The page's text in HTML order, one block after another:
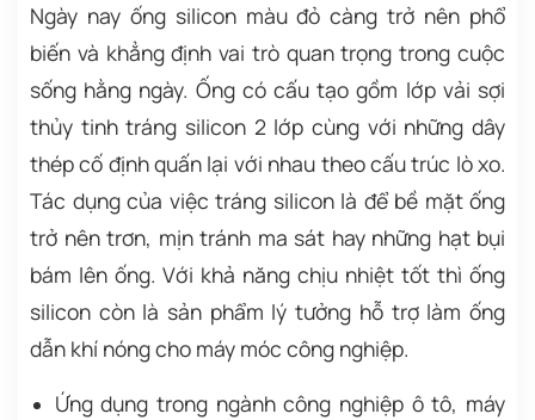
Ngày nay ống silicon màu đỏ càng trở nên phổ
biến và khẳng định vai trò quan trọng trong cuộc
sống hằng ngày. Ống có cấu tạo gồm lớp vải sợi
thủy tinh tráng silicon 2 lớp cùng với những dây
thép cố định quấn lại với nhau theo cấu trúc lò xo.
Tác dụng của việc tráng silicon là để bề mặt ống
trở nên trơn, mịn tránh ma sát hay những hạt bụi
bám lên ống. Với khả năng chịu nhiệt tốt thì ống
silicon còn là sản phẩm lý tưởng hỗ trợ làm ống
dẫn khí nóng cho máy móc công nghiệp.
Ứng dụng trong ngành công nghiệp ô tô, máy